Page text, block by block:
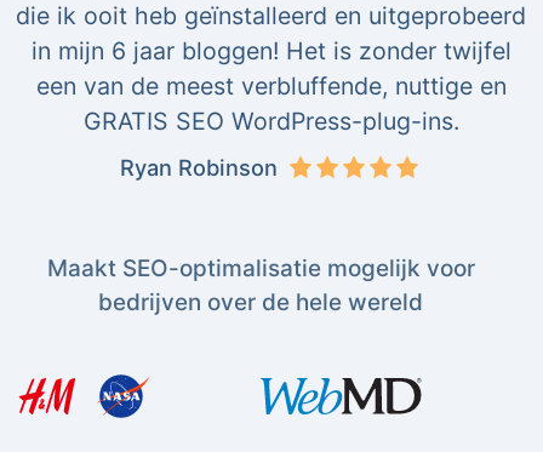
die ik ooit heb geïnstalleerd en uitgeprobeerd
in mijn 6 jaar bloggen! Het is zonder twijfel
een van de meest verbluffende, nuttige en
GRATIS SEO WordPress-plug-ins.
Ryan Robinson
Maakt SEO-optimalisatie mogelijk voor
bedrijven over de hele wereld